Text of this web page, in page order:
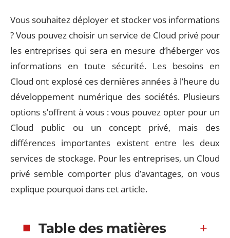
Vous souhaitez déployer et stocker vos informations
? Vous pouvez choisir un service de Cloud privé pour
les entreprises qui sera en mesure d’héberger vos
informations en toute sécurité. Les besoins en
Cloud ont explosé ces dernières années à l’heure du
développement numérique des sociétés. Plusieurs
options s’offrent à vous : vous pouvez opter pour un
Cloud public ou un concept privé, mais des
différences importantes existent entre les deux
services de stockage. Pour les entreprises, un Cloud
privé semble comporter plus d’avantages, on vous
explique pourquoi dans cet article.
Table des matières